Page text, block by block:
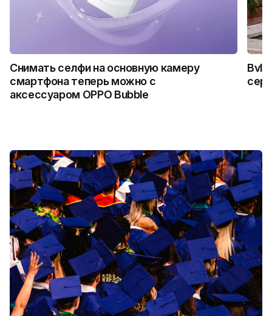
Снимать селфи на основную камеру
смартфона теперь можно с
аксессуаром OPPO Bubble